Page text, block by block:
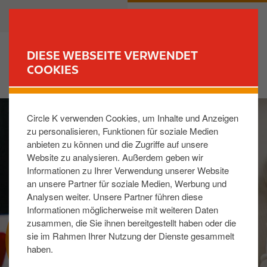
DIESE WEBSEITE VERWENDET
COOKIES
Circle K verwenden Cookies, um Inhalte und Anzeigen
zu personalisieren, Funktionen für soziale Medien
anbieten zu können und die Zugriffe auf unsere
Website zu analysieren. Außerdem geben wir
Informationen zu Ihrer Verwendung unserer Website
an unsere Partner für soziale Medien, Werbung und
Analysen weiter. Unsere Partner führen diese
Informationen möglicherweise mit weiteren Daten
zusammen, die Sie ihnen bereitgestellt haben oder die
sie im Rahmen Ihrer Nutzung der Dienste gesammelt
haben.
B
s
MOBILITY GUTSCHEINKARTE